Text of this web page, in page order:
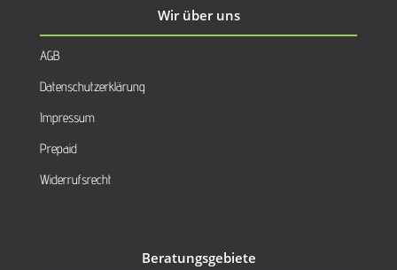
Wir über uns
AGB
Datenschutzerklärung
Impressum
Prepaid
Widerrufsrecht
Beratungsgebiete